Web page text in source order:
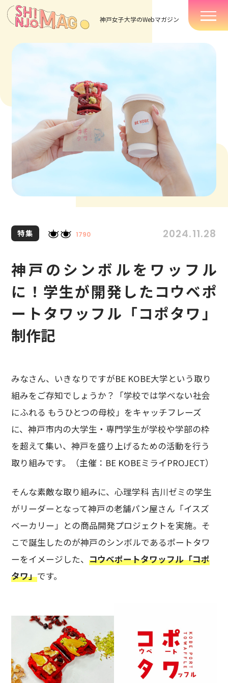
神戸女子大学のWebマガジン
特集 1790 2024.11.28
神戸のシンボルをワッフル
に！学生が開発したコウベポ
ートタワッフル「コポタワ」
制作記
みなさん、いきなりですがBE KOBE大学という取り
組みをご存知でしょうか？「学校では学べない社会
にふれる もうひとつの母校」をキャッチフレーズ
に、神戸市内の大学生・専門学生が学校や学部の枠
を超えて集い、神戸を盛り上げるための活動を行う
取り組みです。（主催：BE KOBEミライPROJECT）
そんな素敵な取り組みに、心理学科 吉川ゼミの学生
がリーダーとなって神戸の老舗パン屋さん「イスズ
ベーカリー」との商品開発プロジェクトを実施。そ
こで誕生したのが神戸のシンボルであるポートタワ
ーをイメージした、コウベポートタワッフル「コポ
タワ」です。